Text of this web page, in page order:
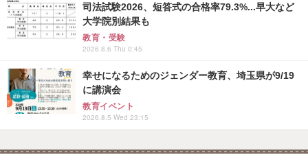
司法試験2026、短答式の合格率79.3%...早大など
大学院別結果も
教育・受験
2026.8.6 Thu 0:45
幸せになるためのジェンダー教育、埼玉県が9/19
に講演会
教育イベント
2026.8.5 Wed 23:15